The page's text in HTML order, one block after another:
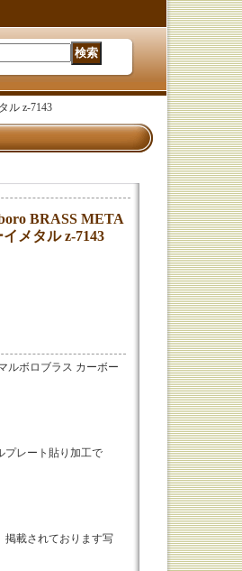
ル z-7143
BRASS META
メタル z-7143
ルボロブラス カーボー
プレート貼り加工で
掲載されております写